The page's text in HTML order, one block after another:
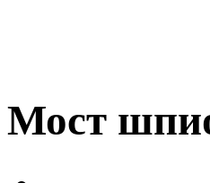
Мост